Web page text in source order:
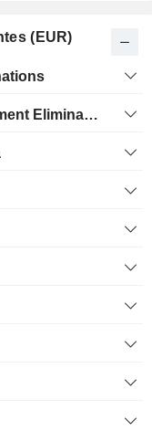
(EUR)
Remaining Operators and Segment Eliminations